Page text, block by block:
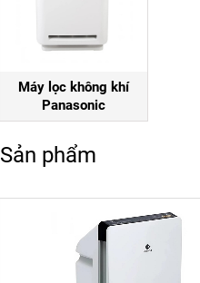
Máy lọc không khí
Panasonic
Sản phẩm